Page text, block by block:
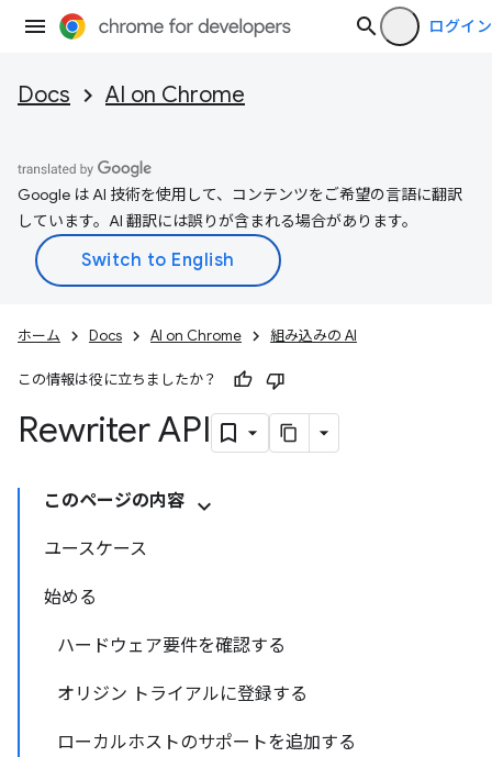
ログイン
Docs AI on Chrome
Google は AI 技術を使用して、コンテンツをご希望の言語に翻訳
しています。AI 翻訳には誤りが含まれる場合があります。
ホーム Docs AI on Chrome 組み込みの AI
この情報は役に立ちましたか？
Rewriter API
このページの内容
ユースケース
始める
ハードウェア要件を確認する
オリジン トライアルに登録する
ローカルホストのサポートを追加する